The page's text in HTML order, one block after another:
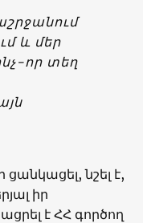
և մեր
որ տեղ
նշել է,
իր
է ՀՀ գործող